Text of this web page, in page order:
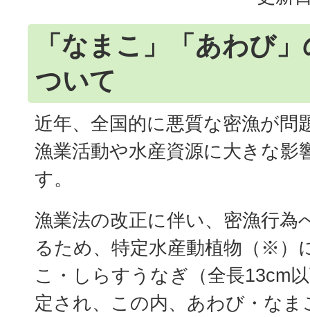
「なまこ」「あわび
ついて
近年、全国的に悪質な密漁が問
漁業活動や水産資源に大きな影
す。
漁業法の改正に伴い、密漁行為
るため、特定水産動植物（※）
こ・しらすうなぎ（全長13cm
定され、この内、あわび・なま